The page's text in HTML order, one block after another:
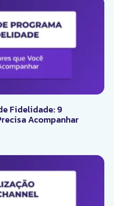
Fidelidade: 9
Acompanhar